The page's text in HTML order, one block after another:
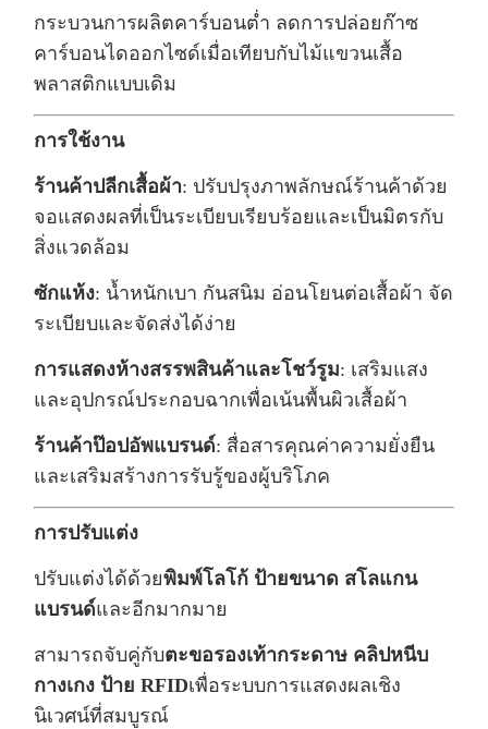
กระบวนการผลิตคาร์บอนต่ำ ลดการปล่อยก๊าซ
คาร์บอนไดออกไซด์เมื่อเทียบกับไม้แขวนเสื้อ
พลาสติกแบบเดิม
การใช้งาน
ร้านค้าปลีกเสื้อผ้า: ปรับปรุงภาพลักษณ์ร้านค้าด้วย
จอแสดงผลที่เป็นระเบียบเรียบร้อยและเป็นมิตรกับ
สิ่งแวดล้อม
ซักแห้ง: น้ำหนักเบา กันสนิม อ่อนโยนต่อเสื้อผ้า จัด
ระเบียบและจัดส่งได้ง่าย
การแสดงห้างสรรพสินค้าและโชว์รูม: เสริมแสง
และอุปกรณ์ประกอบฉากเพื่อเน้นพื้นผิวเสื้อผ้า
ร้านค้าป๊อปอัพแบรนด์: สื่อสารคุณค่าความยั่งยืน
และเสริมสร้างการรับรู้ของผู้บริโภค
การปรับแต่ง
ปรับแต่งได้ด้วยพิมพ์โลโก้ ป้ายขนาด สโลแกน
แบรนด์และอีกมากมาย
สามารถจับคู่กับตะขอรองเท้ากระดาษ คลิปหนีบ
กางเกง ป้าย RFIDเพื่อระบบการแสดงผลเชิง
นิเวศน์ที่สมบูรณ์